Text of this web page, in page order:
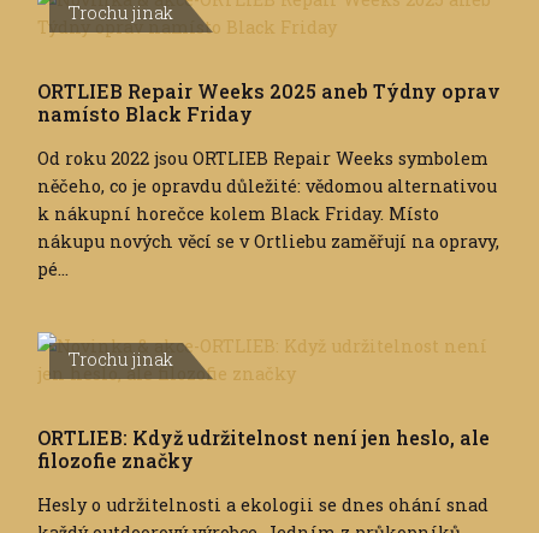
Trochu jinak
ORTLIEB Repair Weeks 2025 aneb Týdny oprav
namísto Black Friday
Od roku 2022 jsou ORTLIEB Repair Weeks symbolem
něčeho, co je opravdu důležité: vědomou alternativou
k nákupní horečce kolem Black Friday. Místo
nákupu nových věcí se v Ortliebu zaměřují na opravy,
pé...
Trochu jinak
ORTLIEB: Když udržitelnost není jen heslo, ale
filozofie značky
Hesly o udržitelnosti a ekologii se dnes ohání snad